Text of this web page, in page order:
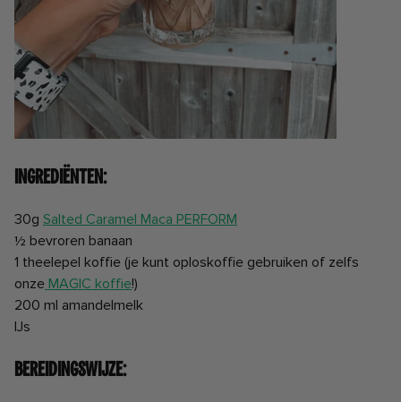
Ingrediënten:
30g Salted Caramel Maca PERFORM
½ bevroren banaan
1 theelepel koffie (je kunt oploskoffie gebruiken of zelfs
onze MAGIC koffie!)
200 ml amandelmelk
IJs
Bereidingswijze: